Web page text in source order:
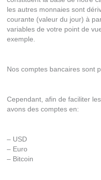
les autres monnaies sont
courante (valeur du jour) à
variables de votre point de
exemple.
Nos comptes bancaires sont
Cependant, afin de faciliter
avons des comptes en:
– USD
– Euro
– Bitcoin